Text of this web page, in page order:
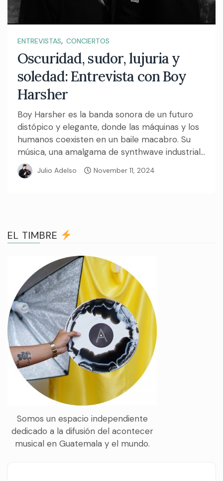
ENTREVISTAS, CONCIERTOS
Oscuridad, sudor, lujuria y
soledad: Entrevista con Boy
Harsher
Boy Harsher es la banda sonora de un futuro
distópico y elegante, donde las máquinas y los
humanos coexisten en un baile macabro. Su
música, una amalgama de synthwave industrial...
Julio Adelso November 11, 2024
EL TIMBRE
Somos un espacio independiente
dedicado a la difusión del acontecer
musical en Guatemala y el mundo.